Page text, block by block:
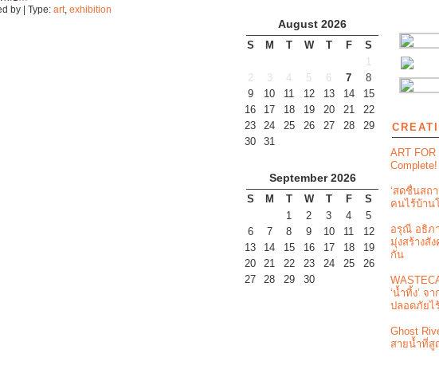
by | Type: art, exhibition
August 2026
S M T W T F
S
1
2
3 4 5 6 7
8
9
10 11 12 13 14
15
16
17 18 19 20 21
22
23
24 25 26 27 28
29
30
31
September 2026
S M T W T F
S
1
2 3 4
5
6
7 8 9 10 11
12
13
14 15 16 17 18
19
20
21 22 23 24 25
26
27
28 29 30
ART FOR
‘สดชื่นสถ
คนไร้บ้าน
อรุณี อธิภ
มุ่งสร้างสั
กัน
‘น้ำทิ้ง’ จ
ปลอดภัยไ
Ghost
สายน้ำที่สู